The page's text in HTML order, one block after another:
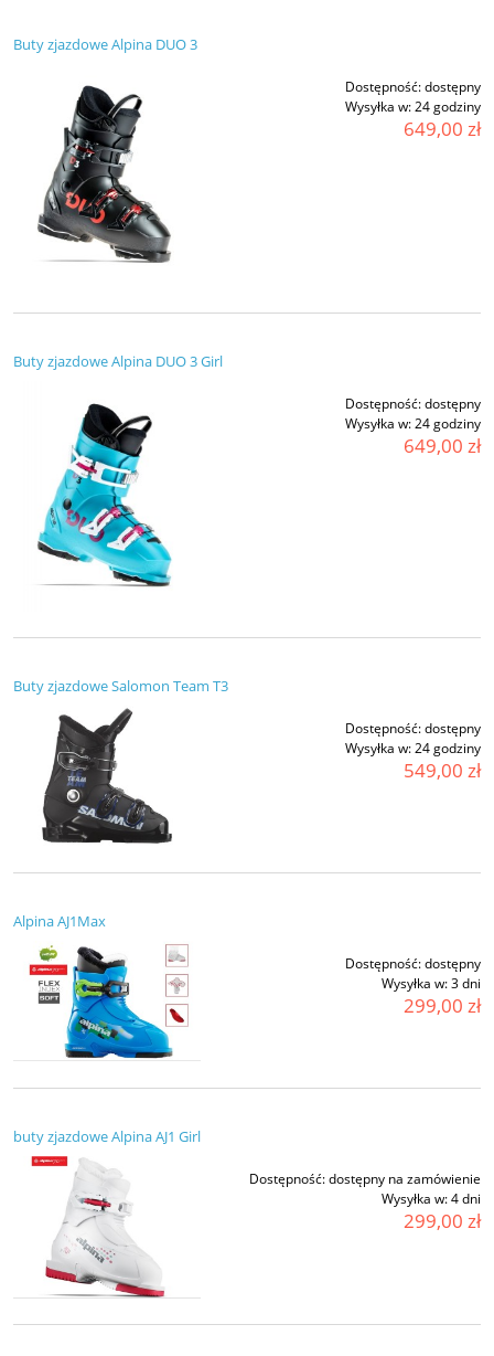
Buty zjazdowe Alpina DUO 3
Dostępność:dostępny
Wysyłka w:24 godziny
649,00 zł
Buty zjazdowe Alpina DUO 3 Girl
Dostępność:dostępny
Wysyłka w:24 godziny
649,00 zł
Buty zjazdowe Salomon Team T3
Dostępność:dostępny
Wysyłka w:24 godziny
549,00 zł
Alpina AJ1Max
Dostępność:dostępny
Wysyłka w:3 dni
299,00 zł
buty zjazdowe Alpina AJ1 Girl
Dostępność:dostępny na zamówienie
Wysyłka w:4 dni
299,00 zł